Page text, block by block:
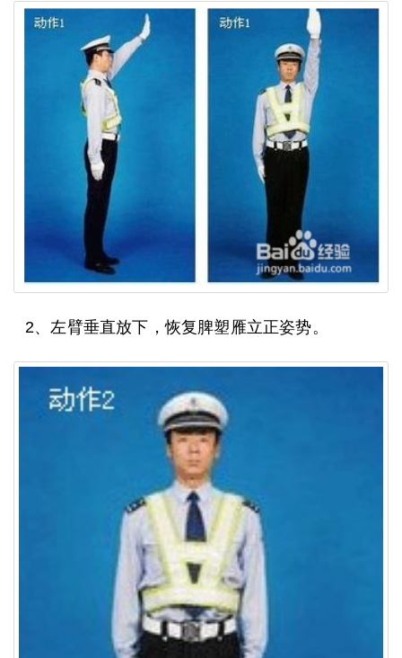
2、左臂垂直放下，恢复脾塑雁立正姿势。